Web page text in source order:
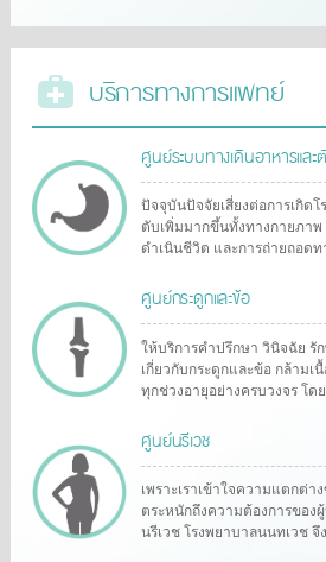
บริการทางการแพทย์
ศูนย์ระบบทางเดินอาหารและ
ปัจจุบันปัจจัยเสี่ยงต่อการเกิด
ตับเพิ่มมากขึ้นทั้งทางกายภาพ
ดำเนินชีวิต และการถ่ายถอดท
ศูนย์กระดูกและข้อ
ให้บริการคำปรึกษา วินิจฉัย
เกี่ยวกับกระดูกและข้อ กล้ามเ
ทุกช่วงอายุอย่างครบวงจร โดย
ศูนย์นรีเวช
เพราะเราเข้าใจความแตกต่า
ตระหนักถึงความต้องการขอ
นรีเวช โรงพยาบาลนนทเวช